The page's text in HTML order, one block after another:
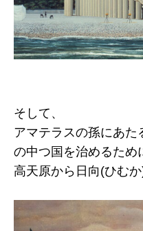
そして、
アマテラスの孫にあた
の中つ国を治めるため
高天原から日向(ひむ